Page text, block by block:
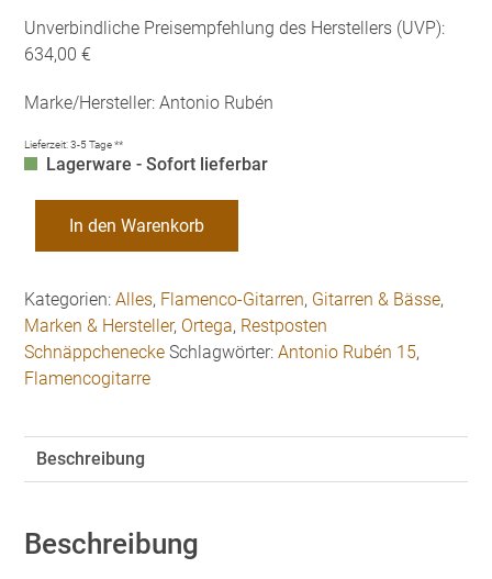
war:
634,00 €
ist:
539,00 €.
Unverbindliche Preisempfehlung des Herstellers (UVP):
634,00 €
Marke/Hersteller: Antonio Rubén
Lieferzeit:3-5 Tage **
Lagerware - Sofort lieferbar
Rubén
Flamenco-
Gitarre
-
Restposten!
In den Warenkorb
Kategorien:Alles, Flamenco-Gitarren, Gitarren & Bässe,
Marken & Hersteller, Ortega, Restposten
Schnäppchenecke Schlagwörter:Antonio Rubén 15,
Flamencogitarre
Beschreibung
Beschreibung